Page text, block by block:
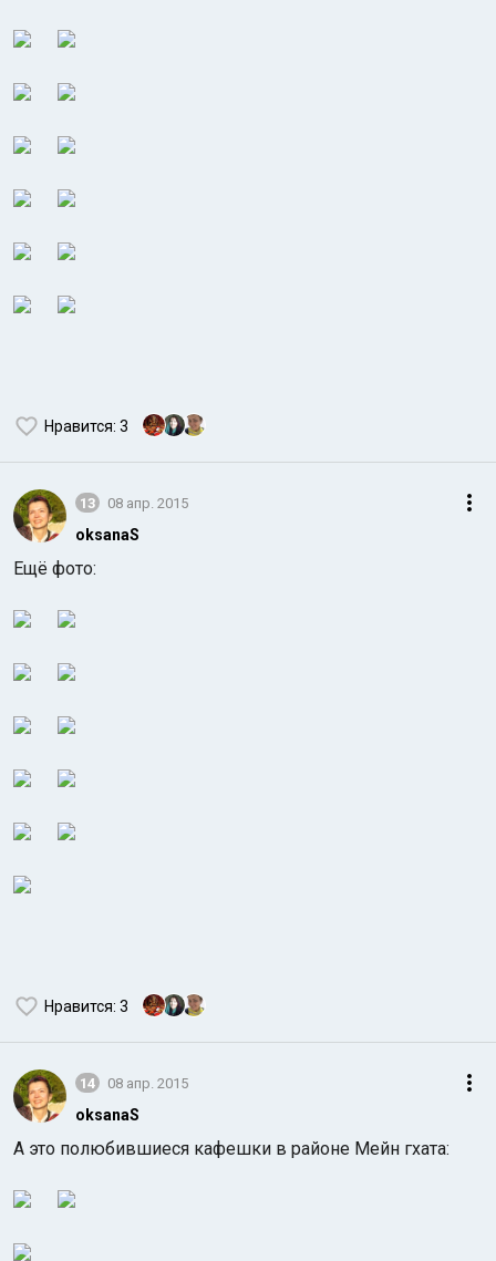
Нравится: 3
13 08 апр. 2015
oksanaS
Ещё фото:
Нравится: 3
14 08 апр. 2015
oksanaS
А это полюбившиеся кафешки в районе Мейн гхата: